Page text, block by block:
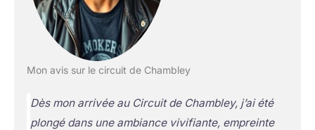
Mon avis sur le circuit de Chambley
Dès mon arrivée au Circuit de Chambley, j’ai été
plongé dans une ambiance vivifiante, empreinte